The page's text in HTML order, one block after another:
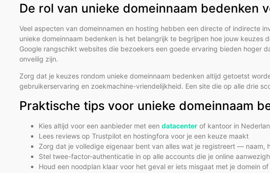
De rol van unieke domeinnaam bedenken
Veel aspecten van domeinnamen en hosting hebben een directe of indirecte
unieke domeinnaam bedenken is het belangrijk te begrijpen hoe jouw
Google rangschikt websites die bezoekers een goede ervaring bieden hoger
onveilig zijn.
Zorg dat je keuzes rondom unieke domeinnaam bedenken altijd getoetst
gebruikerservaring en zoekmachine-vriendelijkheid. Een site die op alle drie
Praktische tips voor unieke domeinnaam
Kies altijd voor een aanbieder met een datacenter of kantoor in
Lees reviews op Trustpilot en hostingfora voor je een keuze maakt
Zorg dat je volledige eigenaar bent van alles wat je registreert — naam,
Stel twee-factor-authenticatie in op alle accounts die je online
Houd een noodplan klaar voor het geval er iets misgaat met je domein